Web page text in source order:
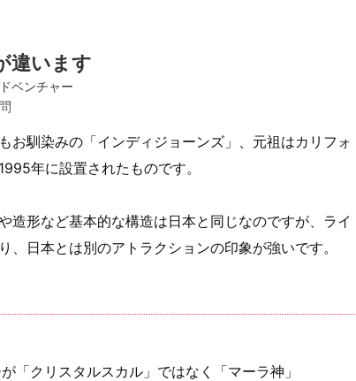
違います
ベンチャー
お馴染みの「インディジョーンズ」、元祖はカリフォ
年に設置されたものです。
造形など基本的な構造は日本と同じなのですが、ライ
、日本とは別のアトラクションの印象が強いです。
「クリスタルスカル」ではなく「マーラ神」